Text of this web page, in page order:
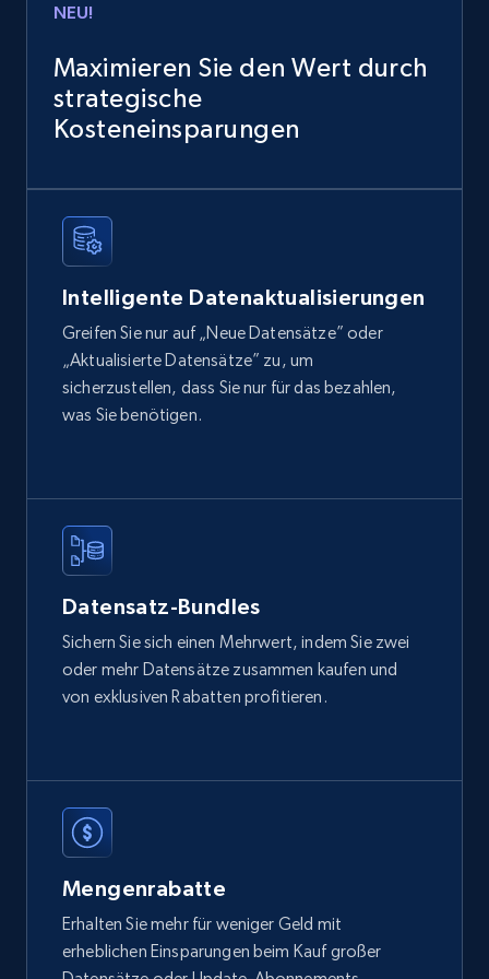
Sku, Product id, Product name, Manufacturer,
eCommerce
Title, Seller name, Brand, Description, Initial
price, Currency, Availability, Reviews count, and
more.
eCommerce
Etsy
URL, Product id, Listing inventory id, Title, Rating,
Reviews count shop, Reviews count item, Initial
price, and more.
1.9K+
Amazon best seller products
Title, Seller name, Brand, Description, Initial
price, Final price, Final price high, Currency, and
NEU!
Maximieren Sie den Wert durch
strategische
Kosteneinsparungen
Intelligente Datenaktualisierungen
Greifen Sie nur auf „Neue Datensätze” oder
„Aktualisierte Datensätze” zu, um
sicherzustellen, dass Sie nur für das bezahlen,
was Sie benötigen.
Datensatz-Bundles
Sichern Sie sich einen Mehrwert, indem Sie zwei
oder mehr Datensätze zusammen kaufen und
von exklusiven Rabatten profitieren.
Mengenrabatte
Erhalten Sie mehr für weniger Geld mit
erheblichen Einsparungen beim Kauf großer